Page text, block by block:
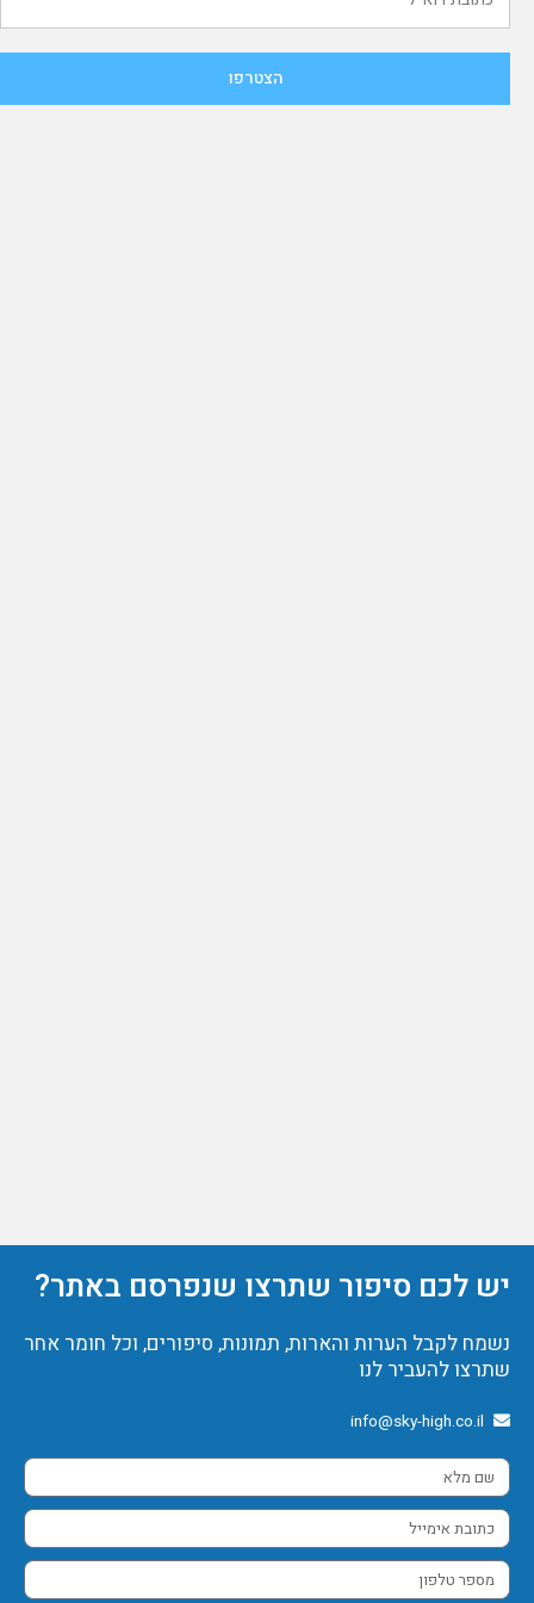
יש לכם סיפור שתרצו שנפרסם באתר?
נשמח לקבל הערות והארות, תמונות, סיפורים, וכל חומר אחר
שתרצו להעביר לנו
info@sky-high.co.il
שם
מלא
כתובת
אימייל
מספר
טלפון